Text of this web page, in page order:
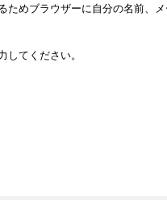
ためブラウザーに自分の名前、
てください。